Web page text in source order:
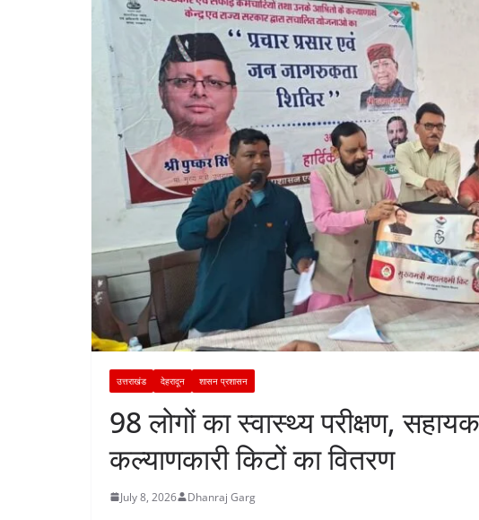
उत्तराखंड देहरादून शासन प्रशासन
98 लोगों का स्वास्थ्य परीक्षण,
कल्याणकारी किटों का वितरण
July 8, 2026 Dhanraj Garg